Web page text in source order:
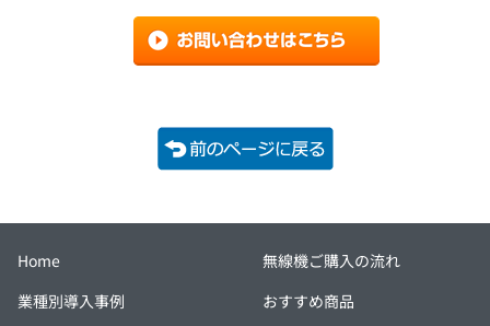
Home
無線機ご購入の流れ
業種別導入事例
おすすめ商品